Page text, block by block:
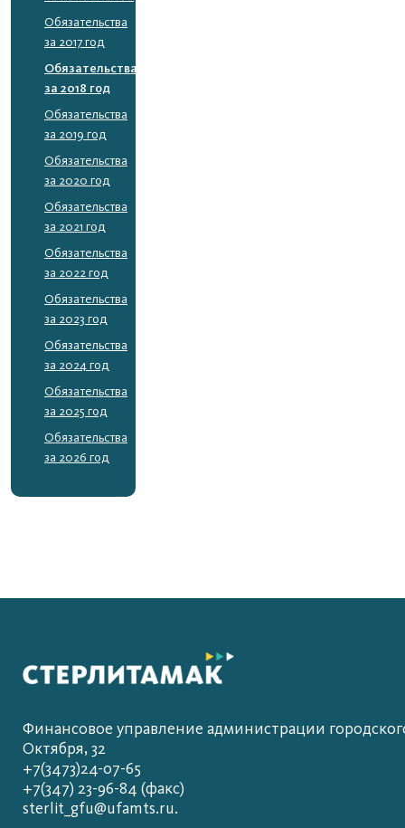
Обязательства
за 2017 год
Обязательства
за 2018 год
Обязательства
за 2019 год
Обязательства
за 2020 год
Обязательства
за 2021 год
Обязательства
за 2022 год
Обязательства
за 2023 год
Обязательства
за 2024 год
Обязательства
за 2025 год
Обязательства
за 2026 год
Финансовое управление администрации
Октября, 32
+7(3473)24-07-65
+7(347) 23-96-84 (факс)
sterlit_gfu@ufamts.ru.